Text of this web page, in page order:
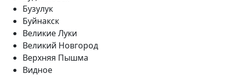
Бузулук
Буйнакск
Великие Луки
Великий Новгород
Верхняя Пышма
Видное